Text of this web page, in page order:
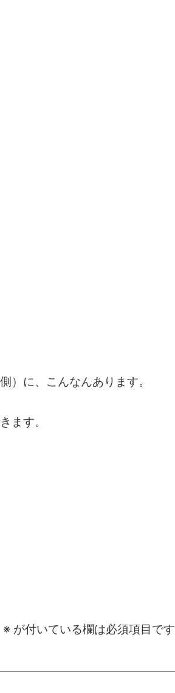
）に、こんなんあります。
ます。
※ が付いている欄は必須項目です